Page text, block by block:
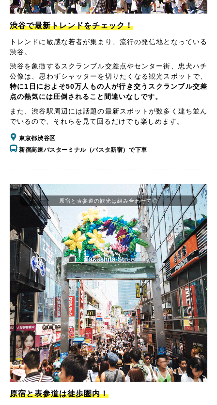
渋谷で最新トレンドをチェック！
トレンドに敏感な若者が集まり、流行の発信地となっている
渋谷。
渋谷を象徴するスクランブル交差点やセンター街、忠犬ハチ
公像は、思わずシャッターを切りたくなる観光スポットで、
特に1日におよそ50万人もの人が行き交うスクランブル交差
点の熱気には圧倒されること間違いなしです。
また、渋谷駅周辺には話題の最新スポットが数多く建ち並ん
でいるので、それらを見て回るだけでも楽しめます。
東京都渋谷区
新宿高速バスターミナル（バスタ新宿）で下車
原宿と表参道は徒歩圏内！
原宿と表参道の観光は組み合わせて◎